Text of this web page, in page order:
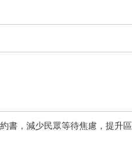
書，減少民眾等待焦慮，提升區